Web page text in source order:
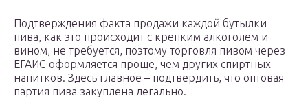
Подтверждения факта продажи каждой бутылки
пива, как это происходит с крепким алкоголем и
вином, не требуется, поэтому торговля пивом через
ЕГАИС оформляется проще, чем других спиртных
напитков. Здесь главное – подтвердить, что оптовая
партия пива закуплена легально.